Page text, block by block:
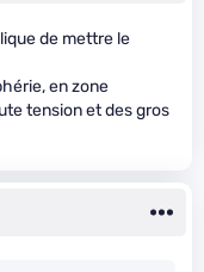
de mettre le
en zone
tension et des gros